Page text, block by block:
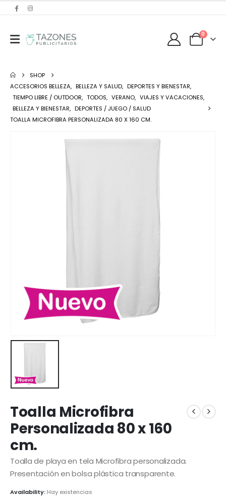
0
SHOP
ACCESORIOS BELLEZA, BELLEZA Y SALUD, DEPORTES Y BIENESTAR,
TIEMPO LIBRE / OUTDOOR, TODOS, VERANO, VIAJES Y VACACIONES,
BELLEZA Y BIENESTAR, DEPORTES / JUEGO / SALUD
TOALLA MICROFIBRA PERSONALIZADA 80 X 160 CM.
Toalla Microfibra
Personalizada 80 x 160
cm.
Toalla de playa en tela Microfibra personalizada.
Presentación en bolsa plástica transparente.
Availability: Hay existencias